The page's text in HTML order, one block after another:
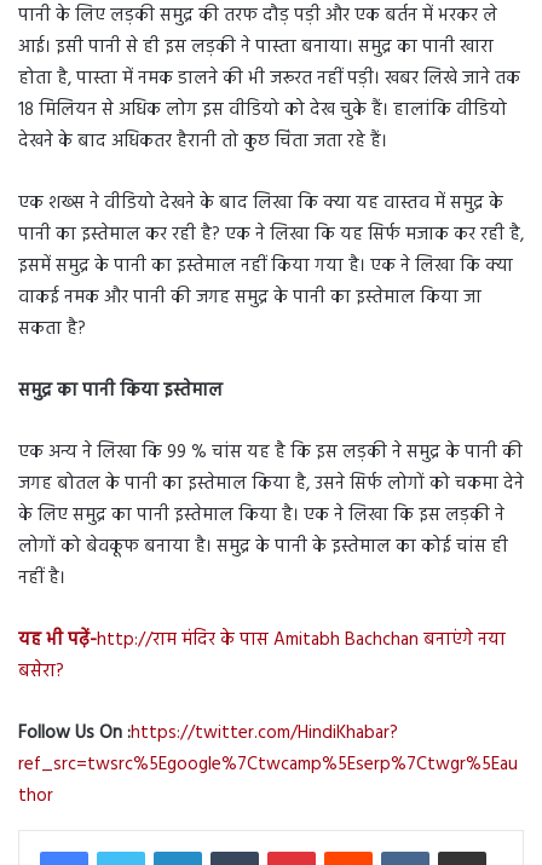
पानी के लिए लड़की समुद्र की तरफ दौड़ पड़ी और एक बर्तन में भरकर ले
आई। इसी पानी से ही इस लड़की ने पास्ता बनाया। समुद्र का पानी खारा
होता है, पास्ता में नमक डालने की भी जरूरत नहीं पड़ी। खबर लिखे जाने तक
18 मिलियन से अधिक लोग इस वीडियो को देख चुके हैं। हालांकि वीडियो
देखने के बाद अधिकतर हैरानी तो कुछ चिंता जता रहे हैं।
एक शख्स ने वीडियो देखने के बाद लिखा कि क्या यह वास्तव में समुद्र के
पानी का इस्तेमाल कर रही है? एक ने लिखा कि यह सिर्फ मजाक कर रही है,
इसमें समुद्र के पानी का इस्तेमाल नहीं किया गया है। एक ने लिखा कि क्या
वाकई नमक और पानी की जगह समुद्र के पानी का इस्तेमाल किया जा
सकता है?
समुद्र का पानी किया इस्तेमाल
एक अन्य ने लिखा कि 99 % चांस यह है कि इस लड़की ने समुद्र के पानी की
जगह बोतल के पानी का इस्तेमाल किया है, उसने सिर्फ लोगों को चकमा देने
के लिए समुद्र का पानी इस्तेमाल किया है। एक ने लिखा कि इस लड़की ने
लोगों को बेवकूफ बनाया है। समुद्र के पानी के इस्तेमाल का कोई चांस ही
नहीं है।
यह भी पढ़ें-http://राम मंदिर के पास Amitabh Bachchan बनाएंगे नया
बसेरा?
Follow Us On :https://twitter.com/HindiKhabar?
ref_src=twsrc%5Egoogle%7Ctwcamp%5Eserp%7Ctwgr%5Eau
thor
LinkedInTumblr PinterestReddit VKontakteShare via Email